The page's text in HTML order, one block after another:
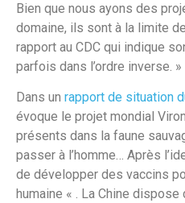
Bien que nous ayons des
domaine, ils sont à la limite
rapport au CDC qui indique
parfois dans l’ordre inverse. »
Dans un rapport de situation
évoque le projet mondial
présents dans la faune
passer à l’homme… Après
de développer des vaccins
humaine « . La Chine dispose